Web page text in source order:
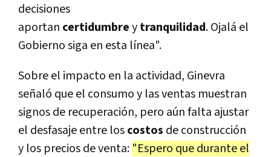
decisiones
aportan certidumbreytranquilidad. Ojalá el
Gobierno siga en esta línea".
Sobre el impacto en la actividad, Ginevra
señaló que el consumo y las ventas muestran
signos de recuperación, pero aún falta ajustar
el desfasaje entre loscostos de construcción
y los precios de venta: "Espero que durante el